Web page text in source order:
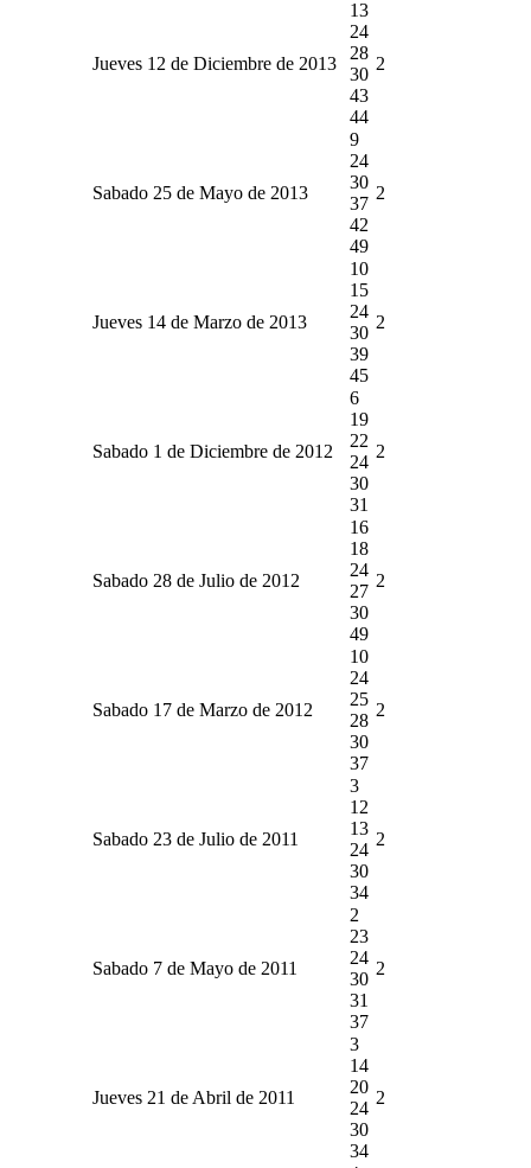
Jueves 12 de Diciembre de 2013
13
24
28
30
43
44
2
Sabado 25 de Mayo de 2013
9
24
30
37
42
49
2
Jueves 14 de Marzo de 2013
10
15
24
30
39
45
2
Sabado 1 de Diciembre de 2012
6
19
22
24
30
31
2
Sabado 28 de Julio de 2012
16
18
24
27
30
49
2
Sabado 17 de Marzo de 2012
10
24
25
28
30
37
2
Sabado 23 de Julio de 2011
3
12
13
24
30
34
2
Sabado 7 de Mayo de 2011
2
23
24
30
31
37
2
Jueves 21 de Abril de 2011
3
14
20
24
30
34
2